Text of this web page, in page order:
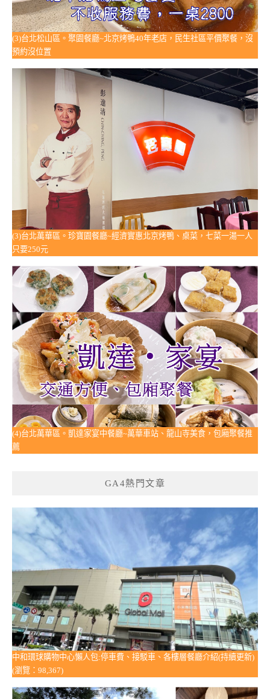
(3)台北松山區。聚園餐廳~北京烤鴨40年老店，民生社區平價聚餐，沒
預約沒位置
(3)台北萬華區。珍寶園餐廳~經濟實惠北京烤鴨、桌菜，七菜一湯一人
只要250元
(4)台北萬華區。凱達家宴中餐廳~萬華車站、龍山寺美食，包廂聚餐推
薦
GA4熱門文章
中和環球購物中心懶人包:停車費、接駁車、各樓層餐廳介紹(持續更新)
(瀏覽：98,367)